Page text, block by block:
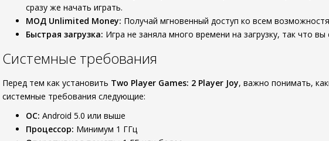
сразу же начать играть.
МОД Unlimited Money: Получай мгновенный доступ ко всем
Быстрая загрузка: Игра не заняла много времени на загрузку, так что
Системные требования
Перед тем как установить Two Player Games: 2 Player Joy, важно понимать,
системные требования следующие:
ОС: Android 5.0 или выше
Процессор: Минимум 1 ГГц